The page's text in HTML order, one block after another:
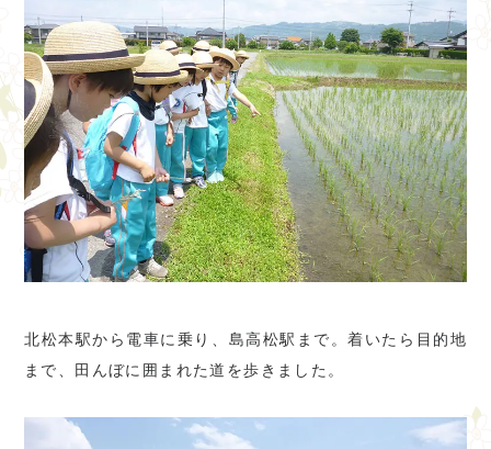
北松本駅から電車に乗り、島高松駅まで。着いたら目的地
まで、田んぼに囲まれた道を歩きました。